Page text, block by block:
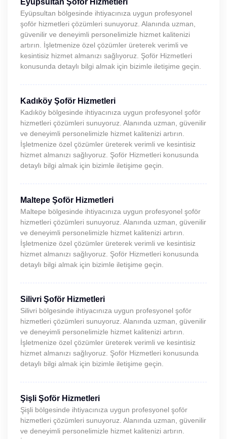
Eyüpsultan Şoför Hizmetleri
Eyüpsultan bölgesinde ihtiyacınıza uygun profesyonel
şoför hizmetleri çözümleri sunuyoruz. Alanında uzman,
güvenilir ve deneyimli personelimizle hizmet kalitenizi
artırın. İşletmenize özel çözümler üreterek verimli ve
kesintisiz hizmet almanızı sağlıyoruz. Şoför Hizmetleri
konusunda detaylı bilgi almak için bizimle iletişime geçin.
Kadıköy Şoför Hizmetleri
Kadıköy bölgesinde ihtiyacınıza uygun profesyonel şoför
hizmetleri çözümleri sunuyoruz. Alanında uzman, güvenilir
ve deneyimli personelimizle hizmet kalitenizi artırın.
İşletmenize özel çözümler üreterek verimli ve kesintisiz
hizmet almanızı sağlıyoruz. Şoför Hizmetleri konusunda
detaylı bilgi almak için bizimle iletişime geçin.
Maltepe Şoför Hizmetleri
Maltepe bölgesinde ihtiyacınıza uygun profesyonel şoför
hizmetleri çözümleri sunuyoruz. Alanında uzman, güvenilir
ve deneyimli personelimizle hizmet kalitenizi artırın.
İşletmenize özel çözümler üreterek verimli ve kesintisiz
hizmet almanızı sağlıyoruz. Şoför Hizmetleri konusunda
detaylı bilgi almak için bizimle iletişime geçin.
Silivri Şoför Hizmetleri
Silivri bölgesinde ihtiyacınıza uygun profesyonel şoför
hizmetleri çözümleri sunuyoruz. Alanında uzman, güvenilir
ve deneyimli personelimizle hizmet kalitenizi artırın.
İşletmenize özel çözümler üreterek verimli ve kesintisiz
hizmet almanızı sağlıyoruz. Şoför Hizmetleri konusunda
detaylı bilgi almak için bizimle iletişime geçin.
Şişli Şoför Hizmetleri
Şişli bölgesinde ihtiyacınıza uygun profesyonel şoför
hizmetleri çözümleri sunuyoruz. Alanında uzman, güvenilir
ve deneyimli personelimizle hizmet kalitenizi artırın.